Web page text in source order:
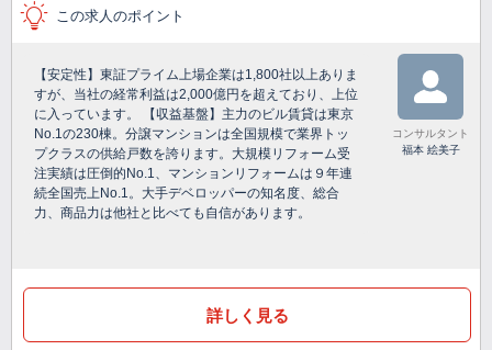
この求人のポイント
【安定性】東証プライム上場企業は1,800社以上ありま
すが、当社の経常利益は2,000億円を超えており、上位
に入っています。 【収益基盤】主力のビル賃貸は東京
No.1の230棟。分譲マンションは全国規模で業界トッ
プクラスの供給戸数を誇ります。大規模リフォーム受
注実績は圧倒的No.1、マンションリフォームは９年連
続全国売上No.1。大手デベロッパーの知名度、総合
力、商品力は他社と比べても自信があります。
コンサルタント
福本 絵美子
詳しく見る